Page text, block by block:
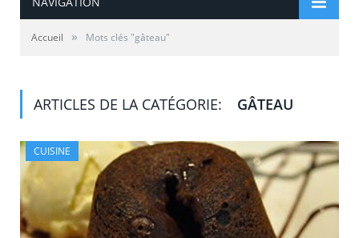
Accueil » Mots clés "gâteau"
ARTICLES DE LA CATÉGORIE: GÂTEAU
CUISINE